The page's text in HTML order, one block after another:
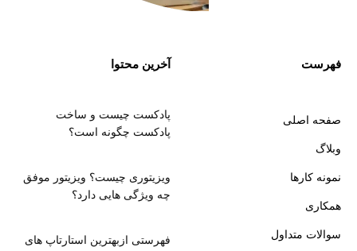
فهرست
صفحه اصلی
وبلاگ
نمونه کارها
همکاری
سوالات متداول
آخرین محتوا
پادکست چیست و ساخت
پادکست چگونه است؟
ویزیتوری چیست؟ ویزیتور موفق
چه ویژگی هایی دارد؟
فهرستی ازبهترین استارتاپ های